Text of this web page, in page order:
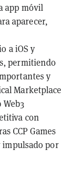
app móvil
aparecer,
a iOS y
permitiendo
y
Marketplace
con
CCP Games
por